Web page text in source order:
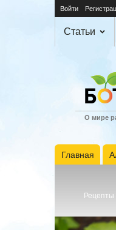
Войти
Статьи
О мире
Главная
Рецепты